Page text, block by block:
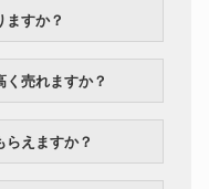
スタ
ゃな
ライ
＆ミ
30,800円
ネ
ますか？
く売れますか？
らえますか？